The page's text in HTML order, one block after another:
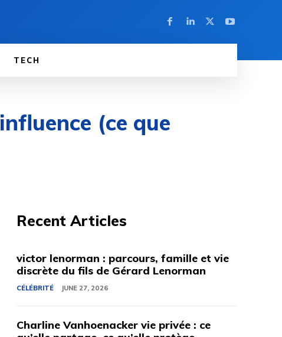
TECH
(ce que
Recent Articles
victor lenorman : parcours, famille et vie
discrète du fils de Gérard Lenorman
CÉLÉBRITÉ JUNE 27, 2026
Charline Vanhoenacker vie privée : ce